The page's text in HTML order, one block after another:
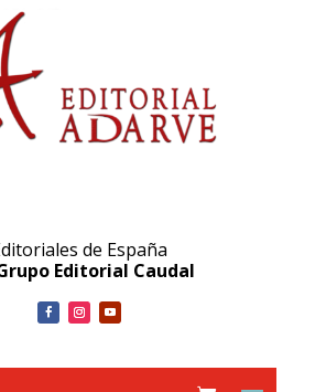
de España
Editorial Caudal